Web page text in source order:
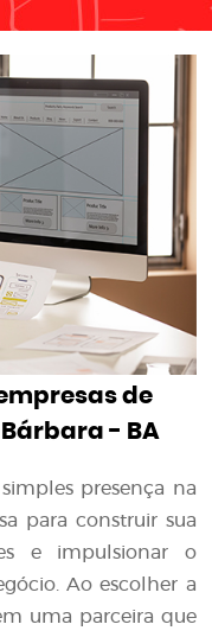
de
- BA
presença na
para construir sua
e impulsionar o
Ao escolher a
uma parceira que